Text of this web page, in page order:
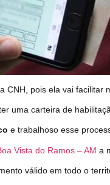
CNH, pois ela vai facilitar
uma carteira de
e trabalhoso esse
Vista do Ramos – AM a
válido em todo o